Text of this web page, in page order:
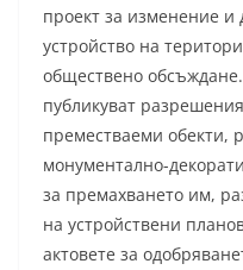
проект за изменение
устройство на
обществено
публикуват
преместваеми
монументално-
за премахването им,
на устройствени
актовете за